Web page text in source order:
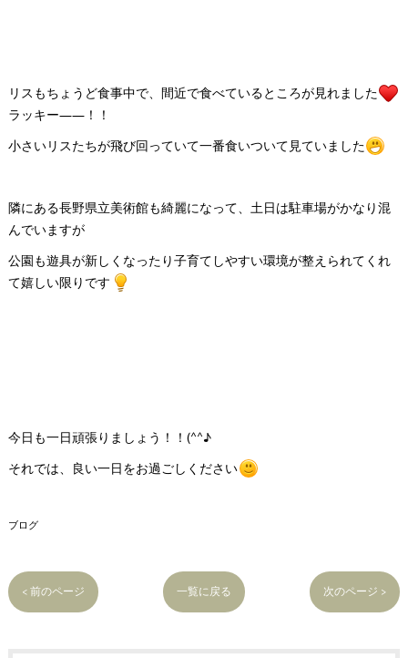
リスもちょうど食事中で、間近で食べているところが見れました
ラッキー――！！
小さいリスたちが飛び回っていて一番食いついて見ていました
隣にある長野県立美術館も綺麗になって、土日は駐車場がかなり混
んでいますが
公園も遊具が新しくなったり子育てしやすい環境が整えられてくれ
て嬉しい限りです
今日も一日頑張りましょう！！(^^♪
それでは、良い一日をお過ごしください
ブログ
< 前のページ 一覧に戻る 次のページ >